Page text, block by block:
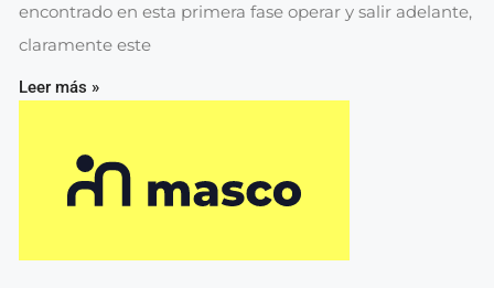
encontrado en esta primera fase operar y salir adelante,
claramente este
Leer más »